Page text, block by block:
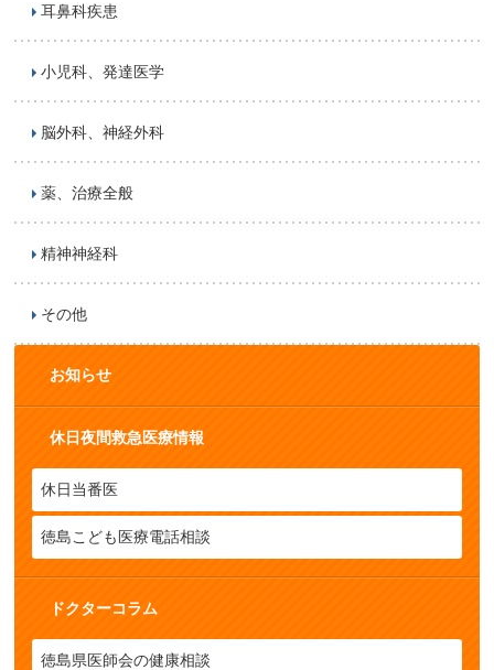
耳鼻科疾患
小児科、発達医学
脳外科、神経外科
薬、治療全般
精神神経科
その他
お知らせ
休日夜間救急医療情報
休日当番医
徳島こども医療電話相談
ドクターコラム
徳島県医師会の健康相談